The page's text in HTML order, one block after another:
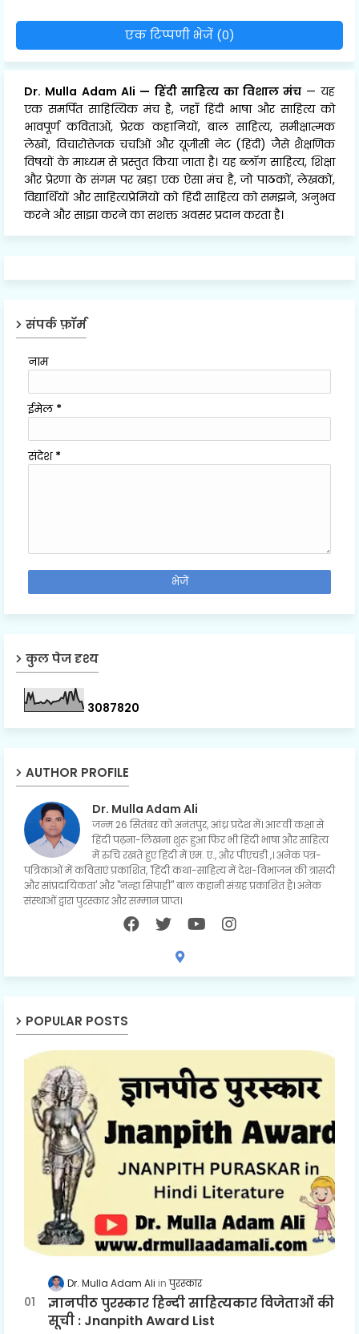
एक टिप्पणी भेजें (0)
Dr. Mulla Adam Ali — हिंदी साहित्य का विशाल मंच — यह
एक समर्पित साहित्यिक मंच है, जहाँ हिंदी भाषा और साहित्य को
भावपूर्ण कविताओं, प्रेरक कहानियों, बाल साहित्य, समीक्षात्मक
लेखों, विचारोत्तेजक चर्चाओं और यूजीसी नेट (हिंदी) जैसे शैक्षणिक
विषयों के माध्यम से प्रस्तुत किया जाता है। यह ब्लॉग साहित्य, शिक्षा
और प्रेरणा के संगम पर खड़ा एक ऐसा मंच है, जो पाठकों, लेखकों,
विद्यार्थियों और साहित्यप्रेमियों को हिंदी साहित्य को समझने, अनुभव
करने और साझा करने का सशक्त अवसर प्रदान करता है।
संपर्क फ़ॉर्म
नाम
ईमेल *
संदेश *
कुल पेज दृश्य
3087820
AUTHOR PROFILE
Dr. Mulla Adam Ali
जन्म 26 सितंबर को अनंतपुर, आंध्र प्रदेश में। आठवीं कक्षा से
हिंदी पढ़ना-लिखना शुरू हुआ फिर भी हिंदी भाषा और साहित्य
में रुचि रखते हुए हिंदी में एम. ए., और पीएचडी.,। अनेक पत्र-
पत्रिकाओं में कविताएं प्रकाशित, 'हिंदी कथा-साहित्य में देश-विभाजन की त्रासदी
और सांप्रदायिकता' और "नन्हा सिपाही" बाल कहानी संग्रह प्रकाशित है। अनेक
संस्थाओं द्वारा पुरस्कार और सम्मान प्राप्त।
POPULAR POSTS
Dr. Mulla Adam Ali पुरस्कार
ज्ञानपीठ पुरस्कार हिन्दी साहित्यकार विजेताओं की
सूची : Jnanpith Award List